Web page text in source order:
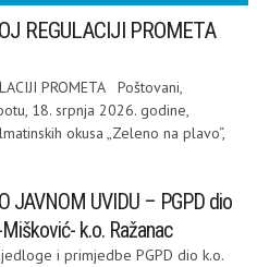
REGULACIJI PROMETA
PROMETA Poštovani,
18. srpnja 2026. godine,
okusa „Zeleno na plavo“,
JAVNOM UVIDU – PGPD dio
k.o. Ražanac
i primjedbe PGPD dio k.o.